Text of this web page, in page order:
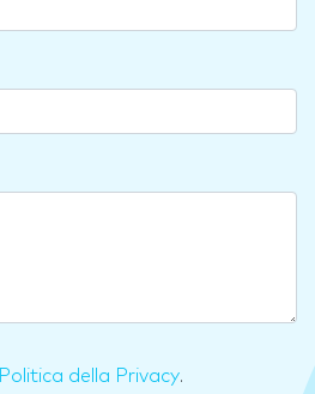
Politica della Privacy.